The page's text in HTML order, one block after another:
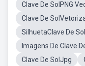
Clave De SolPNG
Clave De
SilhuetaClave De Sol
Imagens De Clave
Clave De SolJpg